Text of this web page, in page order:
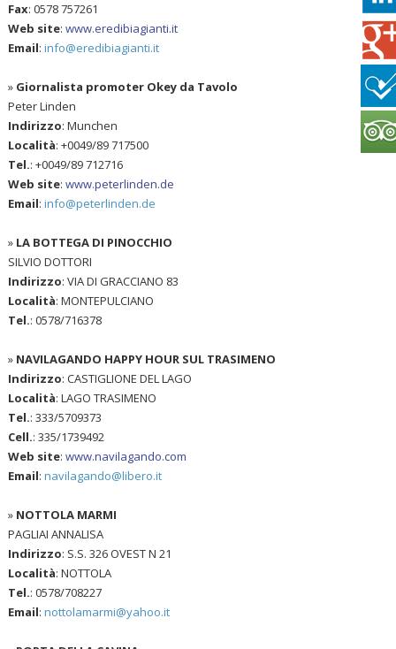
Fax: 0578 757261
Web site:www.eredibiagianti.it
Email:info@eredibiagianti.it
» Giornalista promoter Okey da Tavolo
Peter Linden
Indirizzo: Munchen
Località: +0049/89 717500
Tel.: +0049/89 712716
Web site:www.peterlinden.de
Email:info@peterlinden.de
» LA BOTTEGA DI PINOCCHIO
SILVIO DOTTORI
Indirizzo: VIA DI GRACCIANO 83
Località: MONTEPULCIANO
Tel.: 0578/716378
» NAVILAGANDO HAPPY HOUR SUL TRASIMENO
Indirizzo: CASTIGLIONE DEL LAGO
Località: LAGO TRASIMENO
Tel.: 333/5709373
Cell.: 335/1739492
Web site:www.navilagando.com
Email:navilagando@libero.it
» NOTTOLA MARMI
PAGLIAI ANNALISA
Indirizzo: S.S. 326 OVEST N 21
Località: NOTTOLA
Tel.: 0578/708227
Email:nottolamarmi@yahoo.it